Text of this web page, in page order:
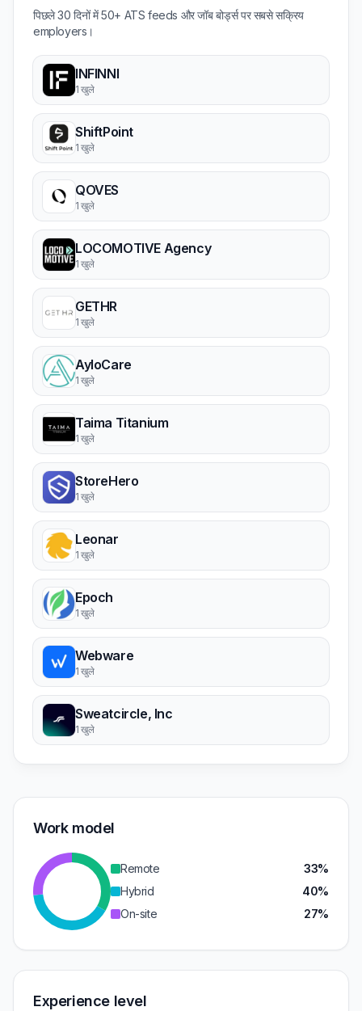
पिछले 30 दिनों में 50+ ATS feeds और जॉब बोर्ड्स पर सबसे सक्रिय
employers।
INFINNI
1 खुले
ShiftPoint
1 खुले
QOVES
1 खुले
LOCOMOTIVE Agency
1 खुले
GETHR
1 खुले
AyloCare
1 खुले
Taima Titanium
1 खुले
StoreHero
1 खुले
Leonar
1 खुले
Epoch
1 खुले
Webware
1 खुले
Sweatcircle, Inc
1 खुले
Work model
Remote
33%
Hybrid
40%
On-site
27%
Experience level